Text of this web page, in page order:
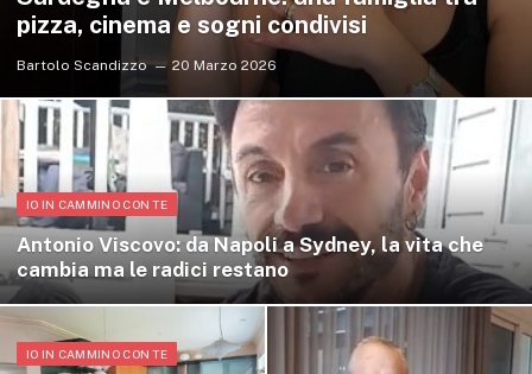
pizza, cinema e sogni condivisi
Bartolo Scandizzo 20 Marzo 2026
IO IN CAMMINO CON TE
Antonio Viscovo: da Napoli a Sydney, la vita che
cambia ma le radici restano
IO IN CAMMINO CON TE